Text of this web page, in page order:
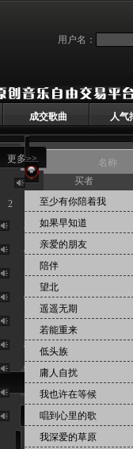
用户名：
成交歌曲 人气
更多>>
2
3
4
5
6
7
8
9
10
首页 > 已售歌曲按人
名称
买者
至少有你陪着我
如果早知道
亲爱的朋友
陪伴
望北
遥遥无期
若能重来
低头族
庸人自扰
我也许在等候
唱到心里的歌
我深爱的草原